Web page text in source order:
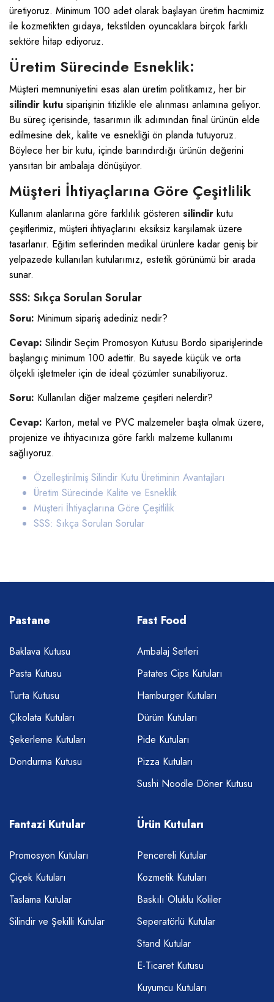
üretiyoruz. Minimum 100 adet olarak başlayan üretim hacmimiz
ile kozmetikten gıdaya, tekstilden oyuncaklara birçok farklı
sektöre hitap ediyoruz.
Üretim Sürecinde Esneklik:
Müşteri memnuniyetini esas alan üretim politikamız, her bir
silindir kutu siparişinin titizlikle ele alınması anlamına geliyor.
Bu süreç içerisinde, tasarımın ilk adımından final ürünün elde
edilmesine dek, kalite ve esnekliği ön planda tutuyoruz.
Böylece her bir kutu, içinde barındırdığı ürünün değerini
yansıtan bir ambalaja dönüşüyor.
Müşteri İhtiyaçlarına Göre Çeşitlilik
Kullanım alanlarına göre farklılık gösteren silindir kutu
çeşitlerimiz, müşteri ihtiyaçlarını eksiksiz karşılamak üzere
tasarlanır. Eğitim setlerinden medikal ürünlere kadar geniş bir
yelpazede kullanılan kutularımız, estetik görünümü bir arada
sunar.
SSS: Sıkça Sorulan Sorular
Soru: Minimum sipariş adediniz nedir?
Cevap: Silindir Seçim Promosyon Kutusu Bordo siparişlerinde
başlangıç minimum 100 adettir. Bu sayede küçük ve orta
ölçekli işletmeler için de ideal çözümler sunabiliyoruz.
Soru: Kullanılan diğer malzeme çeşitleri nelerdir?
Cevap: Karton, metal ve PVC malzemeler başta olmak üzere,
projenize ve ihtiyacınıza göre farklı malzeme kullanımı
sağlıyoruz.
Özelleştirilmiş Silindir Kutu Üretiminin Avantajları
Üretim Sürecinde Kalite ve Esneklik
Müşteri İhtiyaçlarına Göre Çeşitlilik
SSS: Sıkça Sorulan Sorular
Pastane
Baklava Kutusu
Pasta Kutusu
Turta Kutusu
Çikolata Kutuları
Şekerleme Kutuları
Dondurma Kutusu
Fast Food
Ambalaj Setleri
Patates Cips Kutuları
Hamburger Kutuları
Dürüm Kutuları
Pide Kutuları
Pizza Kutuları
Sushi Noodle Döner Kutusu
Fantazi Kutular
Promosyon Kutuları
Çiçek Kutuları
Taslama Kutular
Silindir ve Şekilli Kutular
Ürün Kutuları
Pencereli Kutular
Kozmetik Kutuları
Baskılı Oluklu Koliler
Seperatörlü Kutular
Stand Kutular
E-Ticaret Kutusu
Kuyumcu Kutuları